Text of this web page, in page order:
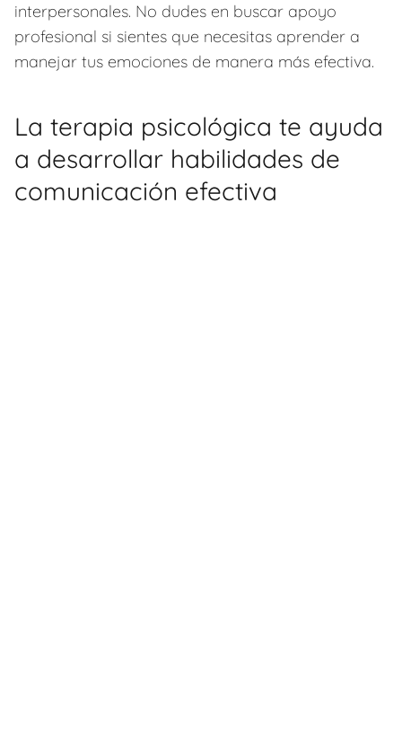
interpersonales. No dudes en buscar apoyo
profesional si sientes que necesitas aprender a
manejar tus emociones de manera más efectiva.
La terapia psicológica te ayuda
a desarrollar habilidades de
comunicación efectiva